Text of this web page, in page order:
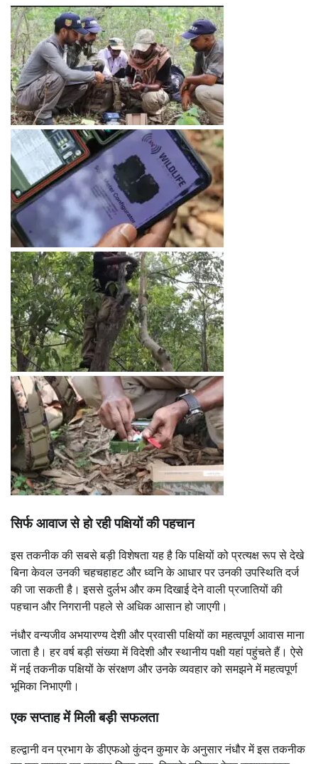
सिर्फ आवाज से हो रही पक्षियों की पहचान
इस तकनीक की सबसे बड़ी विशेषता यह है कि पक्षियों को प्रत्यक्ष रूप से देखे
बिना केवल उनकी चहचहाहट और ध्वनि के आधार पर उनकी उपस्थिति दर्ज
की जा सकती है। इससे दुर्लभ और कम दिखाई देने वाली प्रजातियों की
पहचान और निगरानी पहले से अधिक आसान हो जाएगी।
नंधौर वन्यजीव अभयारण्य देशी और प्रवासी पक्षियों का महत्वपूर्ण आवास माना
जाता है। हर वर्ष बड़ी संख्या में विदेशी और स्थानीय पक्षी यहां पहुंचते हैं। ऐसे
में नई तकनीक पक्षियों के संरक्षण और उनके व्यवहार को समझने में महत्वपूर्ण
भूमिका निभाएगी।
एक सप्ताह में मिली बड़ी सफलता
हल्द्वानी वन प्रभाग के डीएफओ कुंदन कुमार के अनुसार नंधौर में इस तकनीक